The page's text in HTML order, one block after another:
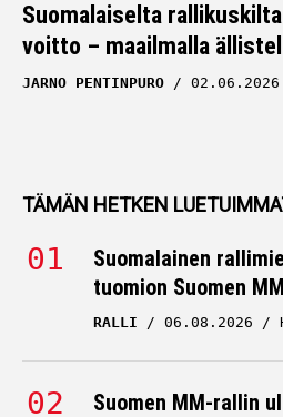
Suomalaiselta
voitto – maailmalla
JARNO PENTINPURO 02.06.2026
TÄMÄN HETKEN
Suomalainen
tuomion Suomen
RALLI 06.08.2026
Suomen MM-rallin